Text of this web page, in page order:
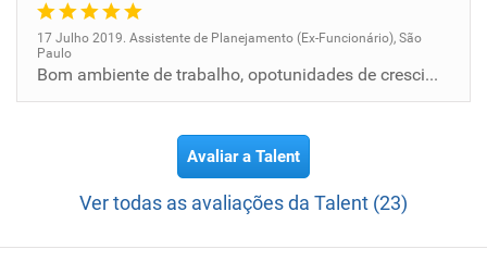
17 Julho 2019. Assistente de Planejamento (Ex-Funcionário), São
Paulo
Bom ambiente de trabalho, opotunidades de crescimento.
Avaliar a Talent
Ver todas as avaliações da Talent (23)